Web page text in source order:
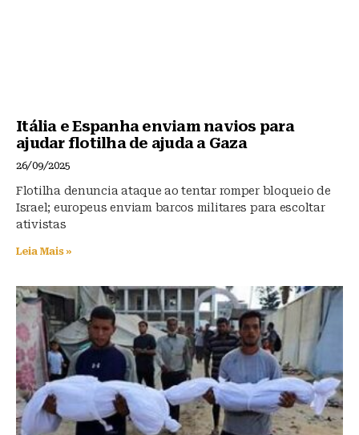
Itália e Espanha enviam navios para
ajudar flotilha de ajuda a Gaza
26/09/2025
Flotilha denuncia ataque ao tentar romper bloqueio de
Israel; europeus enviam barcos militares para escoltar
ativistas
Leia Mais »